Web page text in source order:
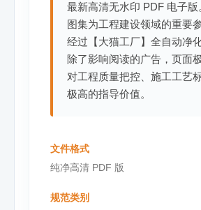
最新高清无水印 PDF 电子版
图集为工程建设领域的重要
经过【大猫工厂】全自动净
除了影响阅读的广告，页面
对工程质量把控、施工工艺
极高的指导价值。
文件格式
纯净高清 PDF 版
规范类别